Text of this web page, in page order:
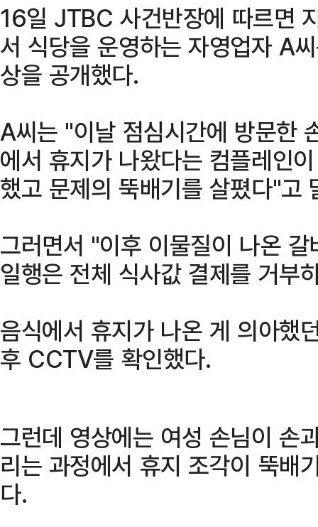
16일 JTBC 사건반장에 따르면
서 식당을 운영하는 자영업자 A
상을 공개했다.
A씨는 "이날 점심시간에 방문한
에서 휴지가 나왔다는 컴플레인
했고 문제의 뚝배기를 살폈다"고
그러면서 "이후 이물질이 나온
일행은 전체 식사값 결제를 거부
음식에서 휴지가 나온 게 의아했
후 CCTV를 확인했다.
그런데 영상에는 여성 손님이 손
리는 과정에서 휴지 조각이 뚝배
다.